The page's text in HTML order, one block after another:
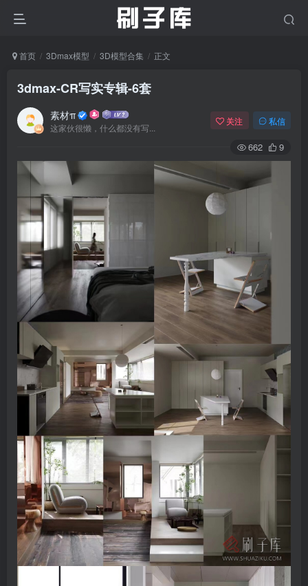
首页 3Dmax模型 3D模型合集 正文
3dmax-CR写实专辑-6套
素材π
这家伙很懒，什么都没有写...
关注 私信
662 9